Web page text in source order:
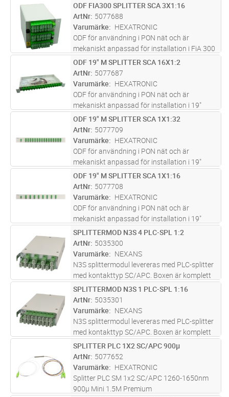
ST Lägg i kundvagn
ODF FIA300 SPLITTER SCA 3X1:16
ArtNr 5077688
Varumärke
HEXATRONIC
ODF för användning i PON nät och är
mekaniskt anpassad för installation i FiA 300
stativ eller N3S systemet. ODF tillverkad i
pulverlackad plåt med rostfri front. PLC-
splitters av Premium klass och k
ST Lägg i kundvagn
ODF 19" M SPLITTER SCA 16X1:2
ArtNr 5077687
Varumärke
HEXATRONIC
ODF för användning i PON nät och är
mekaniskt anpassad för installation i 19"
stativ eller skåp. ODF tillverkad i pulverlackad
plåt med rostfri front. PLC-splitters av
Premium klass och kontakter med
ST Lägg i kundvagn
ODF 19" M SPLITTER SCA 1X1:32
ArtNr 5077709
Varumärke
HEXATRONIC
ODF för användning i PON nät och är
mekaniskt anpassad för installation i 19"
stativ eller skåp. ODF tillverkad i pulverlackad
plåt med rostfri front. PLC-splitters av
Premium klass och kontakter med
ST Lägg i kundvagn
ODF 19" M SPLITTER SCA 1X1:16
ArtNr 5077708
Varumärke
HEXATRONIC
ODF för användning i PON nät och är
mekaniskt anpassad för installation i 19"
stativ eller skåp. ODF tillverkad i pulverlackad
plåt med rostfri front. PLC-splitters av
Premium klass och kontakter med
ST Lägg i kundvagn
SPLITTERMOD N3S 4 PLC-SPL 1:2
ArtNr 5035300
Varumärke
NEXANS
N3S splittermodul levereras med PLC-splitter
med kontakttyp SC/APC. Boxen är komplett
med mellanstycken.
ST Lägg i kundvagn
SPLITTERMOD N3S 1 PLC-SPL 1:16
ArtNr 5035301
Varumärke
NEXANS
N3S splittermodul levereras med PLC-splitter
med kontakttyp SC/APC. Boxen är komplett
med mellanstycken.
ST Lägg i kundvagn
SPLITTER PLC 1X2 SC/APC 900µ
ArtNr 5077652
Varumärke
HEXATRONIC
Splitter PLC SM 1x2 SC/APC 1260-1650nm
900µ Mini 1.5M Premium